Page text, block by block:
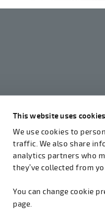
This website uses
We use cookies to
traffic. We also share
analytics partners who
they’ve collected from
You can change cookie
page.
в электронном
(003714377140). Наш